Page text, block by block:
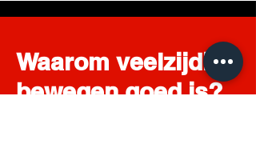
Waarom veelzijdig
bewegen goed is?